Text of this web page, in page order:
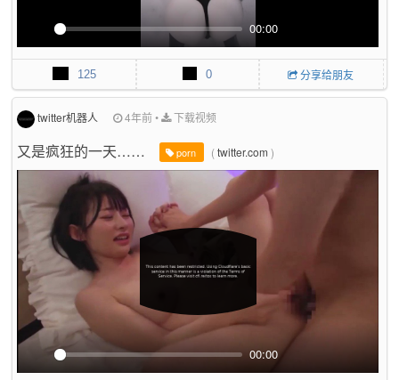
P
l
y
00:00
M
u
e
P
I
P
E
n
e
l
125 0 分享给朋友
twitter机器人 4年前• 下载视频
又是疯狂的一天…… porn (twitter.com)
P
00:00
M
P
E